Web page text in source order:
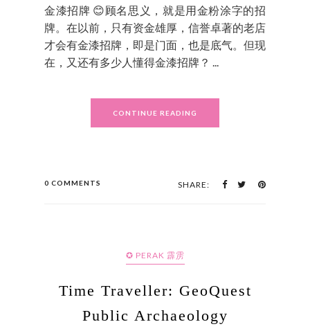
金漆招牌 😊顾名思义，就是用金粉涂字的招
牌。在以前，只有资金雄厚，信誉卓著的老店
才会有金漆招牌，即是门面，也是底气。但现
在，又还有多少人懂得金漆招牌？ ...
CONTINUE READING
0 COMMENTS SHARE:
✪ PERAK 霹雳
Time Traveller: GeoQuest
Public Archaeology